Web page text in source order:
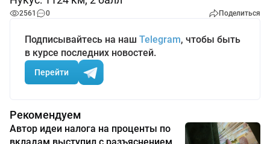
2561 0 Поделиться
Подписывайтесь на наш Telegram, чтобы быть
в курсе последних новостей.
Перейти
Рекомендуем
Автор идеи налога на проценты по